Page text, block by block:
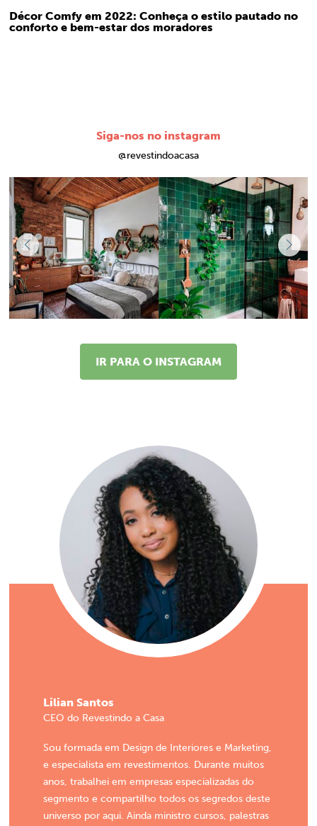
Décor Comfy em 2022: Conheça o estilo pautado no
conforto e bem-estar dos moradores
Siga-nos no instagram
@revestindoacasa
IR PARA O INSTAGRAM
Lilian Santos
CEO do Revestindo a Casa
Sou formada em Design de Interiores e Marketing,
e especialista em revestimentos. Durante muitos
anos, trabalhei em empresas especializadas do
segmento e compartilho todos os segredos deste
universo por aqui. Ainda ministro cursos, palestras